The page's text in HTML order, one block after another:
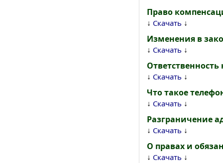
Право
↓ Скачать ↓
Изменения в
↓ Скачать ↓
↓ Скачать ↓
Что такое
↓ Скачать ↓
Разграничение
↓ Скачать ↓
О правах и
↓ Скачать ↓